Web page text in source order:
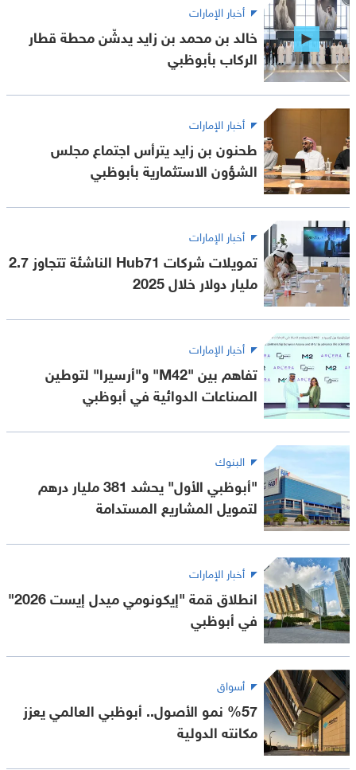
أخبار الإمارات
خالد بن محمد بن زايد يدشّن محطة قطار
الركاب بأبوظبي
أخبار الإمارات
طحنون بن زايد يترأس اجتماع مجلس
الشؤون الاستثمارية بأبوظبي
أخبار الإمارات
تمويلات شركات Hub71 الناشئة تتجاوز 2.7
مليار دولار خلال 2025
أخبار الإمارات
تفاهم بين "M42" و"أرسيرا" لتوطين
الصناعات الدوائية في أبوظبي
البنوك
"أبوظبي الأول" يحشد 381 مليار درهم
لتمويل المشاريع المستدامة
أخبار الإمارات
انطلاق قمة "إيكونومي ميدل إيست 2026"
في أبوظبي
أسواق
%57 نمو الأصول.. أبوظبي العالمي يعزز
مكانته الدولية